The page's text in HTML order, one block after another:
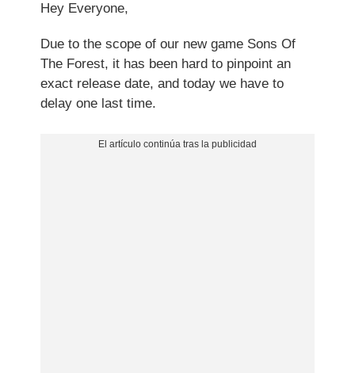
Hey Everyone,
Due to the scope of our new game Sons Of
The Forest, it has been hard to pinpoint an
exact release date, and today we have to
delay one last time.